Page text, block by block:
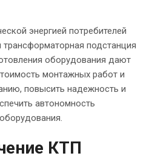
энергией потребителей
трансформаторная подстанция
оборудования дают
монтажных работ и
повысить надежность и
автономность
КТП